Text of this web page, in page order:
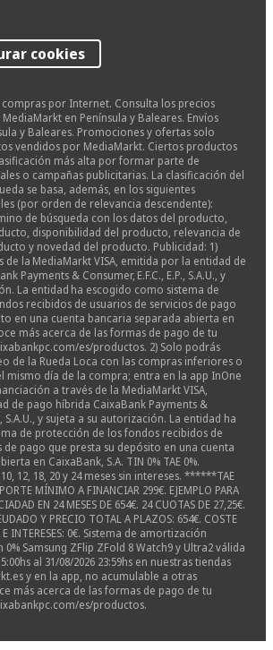
cookies
por Internet. Consulta los precios
en Península y Baleares. Envíos
y Baleares. Promociones y ofertas solo
vendidos por MediaMarkt. Ciertos productos
más alta por formar parte de
o campañas publicitarias. La clasificación del
se basa, además, en los siguientes
(por orden de relevancia descendente):
de búsqueda con los datos del producto,
disponibilidad del producto, relevancia de
y novedad del producto. Publicidad: 1)
de la MediaMarkt VISA, emitida por la entidad de
Payments & Consumer, E.F.C., E.P., S.A.U., y
La entidad ha escogido como sistema de
recibidos de usuarios de servicios de pago
en una cuenta bancaria separada abierta en
más acerca de las formas de pago de tu
es/productos. 2) Solo podrás
de la Rueda Loca con las compras inferiores o
mismo día de la compra; entra en la app InOne
a través de la MediaMarkt VISA,
de pago híbrida CaixaBank Payments &
S.A.U., y sujeta a su autorización. La entidad ha
de protección de los fondos recibidos de
de pago que presta su depósito en una cuenta
en CaixaBank, S.A. TIN 0% TAE 0%.
12, 18, 20 y 24 meses sin intereses. ******TAE
MÍNIMO A FINANCIAR 299€. EJEMPLO PARA
EN 24 MESES DE 654€. 24 CUOTAS DE 27,25€.
Y PRECIO TOTAL A PLAZOS: 654€. COSTE
E INTERESES: 0€. Sistema de amortización
Samsung ZFlip ZFold 8 Watch9 y Ultra2 válida
al 31/08/2026 23:59hs en nuestras tiendas
y en la app, no acumulable a otras
más acerca de las formas de pago de tu
es/productos.